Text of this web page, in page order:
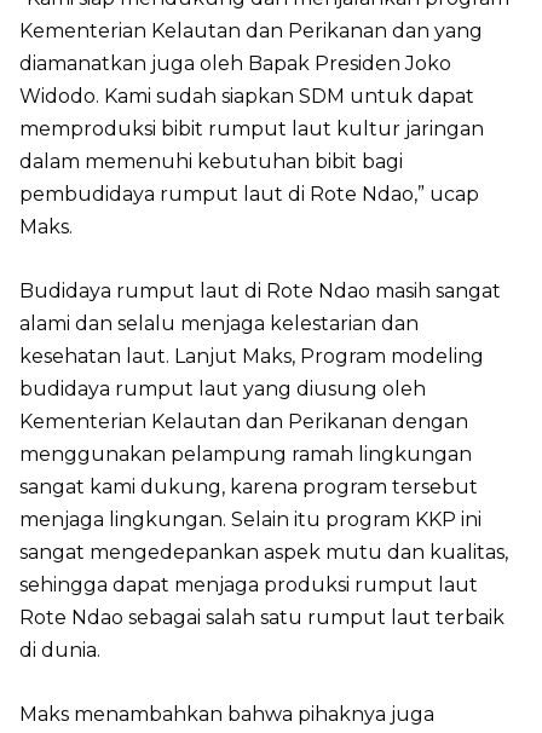
Kementerian Kelautan dan Perikanan dan yang
diamanatkan juga oleh Bapak Presiden Joko
Widodo. Kami sudah siapkan SDM untuk dapat
memproduksi bibit rumput laut kultur jaringan
dalam memenuhi kebutuhan bibit bagi
pembudidaya rumput laut di Rote Ndao,” ucap
Maks.
Budidaya rumput laut di Rote Ndao masih sangat
alami dan selalu menjaga kelestarian dan
kesehatan laut. Lanjut Maks, Program modeling
budidaya rumput laut yang diusung oleh
Kementerian Kelautan dan Perikanan dengan
menggunakan pelampung ramah lingkungan
sangat kami dukung, karena program tersebut
menjaga lingkungan. Selain itu program KKP ini
sangat mengedepankan aspek mutu dan kualitas,
sehingga dapat menjaga produksi rumput laut
Rote Ndao sebagai salah satu rumput laut terbaik
di dunia.
Maks menambahkan bahwa pihaknya juga